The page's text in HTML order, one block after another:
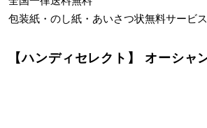
包装紙・のし紙・あいさつ状無料サービス
【ハンディセレクト】 オーシャ